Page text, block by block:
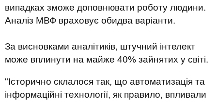
випадках зможе доповнювати роботу людини.
Аналіз МВФ враховує обидва варіанти.
За висновками аналітиків, штучний інтелект
може вплинути на майже 40% зайнятих у світі.
"Історично склалося так, що автоматизація та
інформаційні технології, як правило, впливали